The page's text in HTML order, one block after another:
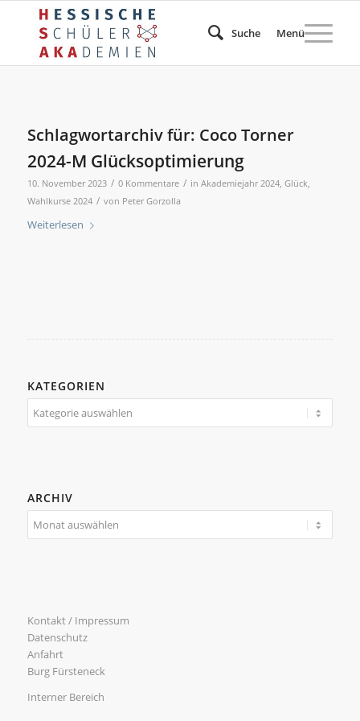
Suche Menü
Schlagwortarchiv für: Coco Torner
2024-M Glücksoptimierung
10. November 2023 / 0 Kommentare / in Akademiejahr 2024, Glück,
Wahlkurse 2024 / von Peter Gorzolla
Weiterlesen
KATEGORIEN
Kategorien
ARCHIV
Kontakt / Impressum
Datenschutz
Anfahrt
Burg Fürsteneck
Interner Bereich